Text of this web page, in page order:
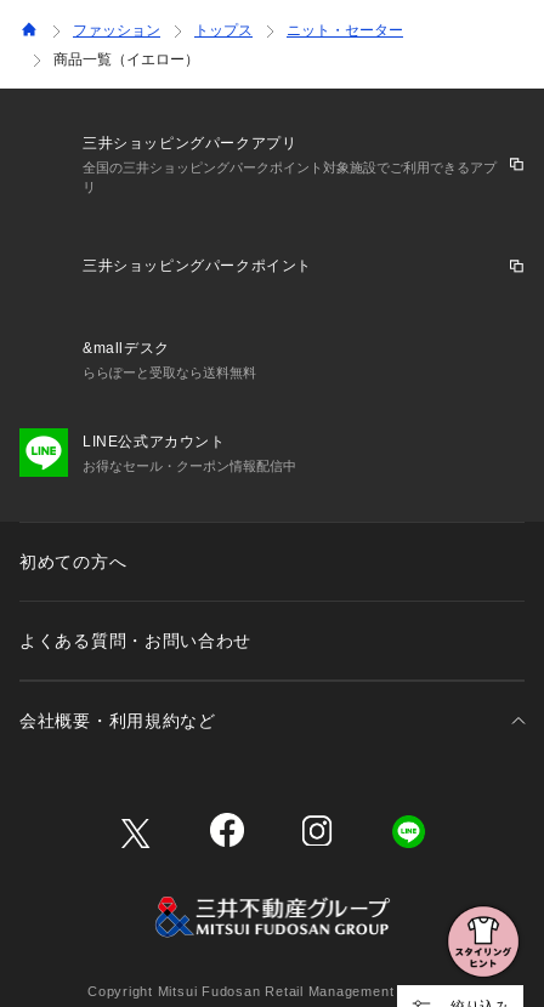
ファッション トップス
ニット・セーター
商品一覧（イエロー）
三井ショッピングパークアプリ
全国の三井ショッピングパークポイント対象施設でご利用できるアプ
リ
三井ショッピングパークポイント
&mallデスク
ららぽーと受取なら送料無料
LINE公式アカウント
お得なセール・クーポン情報配信中
初めての方へ
よくある質問・お問い合わせ
会社概要・利用規約など
Copyright Mitsui Fudosan Retail Management Co., Ltd.